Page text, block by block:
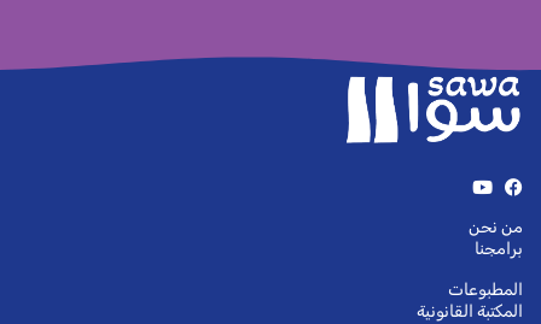
من نحن
برامجنا
المطبوعات
المكتبة القانونية